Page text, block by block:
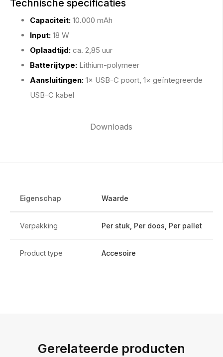
Downloads
Technische specificaties
Capaciteit: 10.000 mAh
Input: 18 W
Oplaadtijd: ca. 2,85 uur
Batterijtype: Lithium-polymeer
Aansluitingen: 1× USB-C poort, 1× geïntegreerde
USB-C kabel
Eigenschap Waarde
Verpakking Per stuk, Per doos, Per pallet
Product type Accesoire
Gerelateerde producten